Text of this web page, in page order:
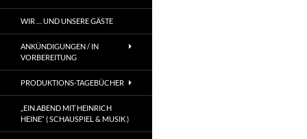
WIR … UND UNSERE GÄSTE
ANKÜNDIGUNGEN / IN
VORBEREITUNG
PRODUKTIONS-TAGEBÜCHER
„EIN ABEND MIT HEINRICH
HEINE“ ( SCHAUSPIEL & MUSIK )